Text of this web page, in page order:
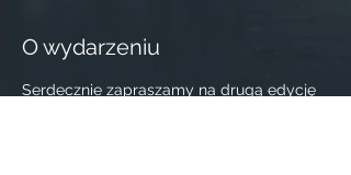
O wydarzeniu
Serdecznie zapraszamy na drugą edycję